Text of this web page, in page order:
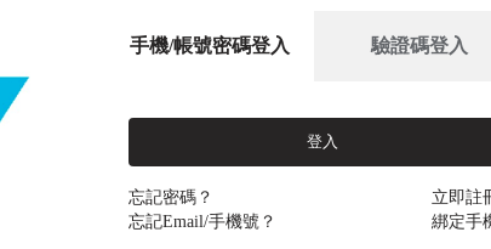
手機/帳號密碼登入 驗證碼登入
登入
立即註
綁定手
忘記密碼？
忘記Email/手機號？